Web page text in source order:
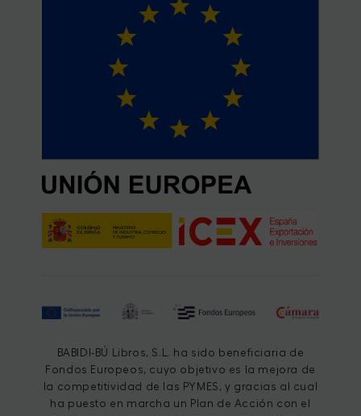
BABIDI-BÚ Libros, S.L. ha sido beneficiaria de
Fondos Europeos, cuyo objetivo es la mejora de
la competitividad de las PYMES, y gracias al cual
ha puesto en marcha un Plan de Acción con el